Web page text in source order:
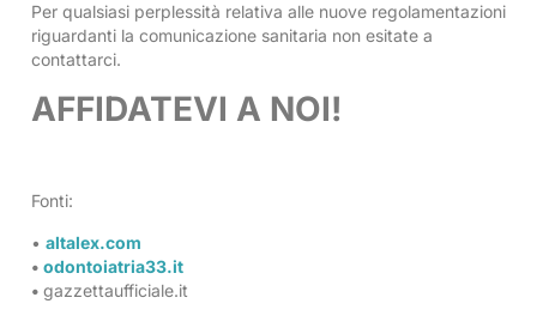
Per qualsiasi perplessità relativa alle nuove regolamentazioni
riguardanti la comunicazione sanitaria non esitate a
contattarci.
AFFIDATEVI A NOI!
Fonti:
• altalex.com
• odontoiatria33.it
• gazzettaufficiale.it